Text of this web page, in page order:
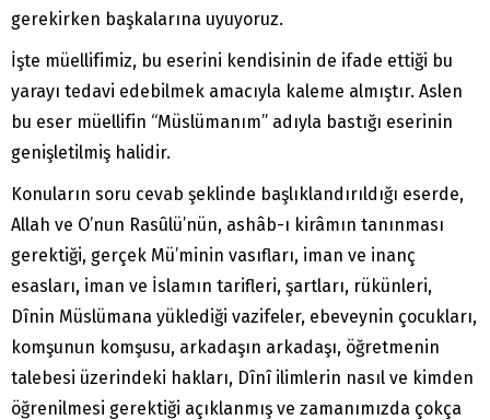
gerekirken başkalarına uyuyoruz.
İşte müellifimiz, bu eserini kendisinin de ifade ettiği bu
yarayı tedavi edebilmek amacıyla kaleme almıştır. Aslen
bu eser müellifin “Müslümanım” adıyla bastığı eserinin
genişletilmiş halidir.
Konuların soru cevab şeklinde başlıklandırıldığı eserde,
Allah ve O’nun Rasûlü’nün, ashâb-ı kirâmın tanınması
gerektiği, gerçek Mü’minin vasıfları, iman ve inanç
esasları, iman ve İslamın tarifleri, şartları, rükünleri,
Dînin Müslümana yüklediği vazifeler, ebeveynin çocukları,
komşunun komşusu, arkadaşın arkadaşı, öğretmenin
talebesi üzerindeki hakları, Dînî ilimlerin nasıl ve kimden
öğrenilmesi gerektiği açıklanmış ve zamanımızda çokça